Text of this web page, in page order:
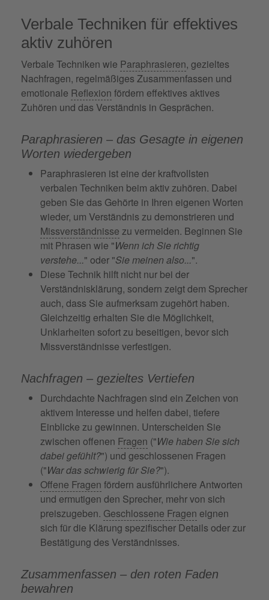
Verbale Techniken für effektives
aktiv zuhören
Verbale Techniken wie Paraphrasieren, gezieltes
Nachfragen, regelmäßiges Zusammenfassen und
emotionale Reflexion fördern effektives aktives
Zuhören und das Verständnis in Gesprächen.
Paraphrasieren – das Gesagte in eigenen
Worten wiedergeben
Paraphrasieren ist eine der kraftvollsten
verbalen Techniken beim aktiv zuhören. Dabei
geben Sie das Gehörte in Ihren eigenen Worten
wieder, um Verständnis zu demonstrieren und
Missverständnisse zu vermeiden. Beginnen Sie
mit Phrasen wie "Wenn ich Sie richtig
verstehe..." oder "Sie meinen also...".
Diese Technik hilft nicht nur bei der
Verständnisklärung, sondern zeigt dem Sprecher
auch, dass Sie aufmerksam zugehört haben.
Gleichzeitig erhalten Sie die Möglichkeit,
Unklarheiten sofort zu beseitigen, bevor sich
Missverständnisse verfestigen.
Nachfragen – gezieltes Vertiefen
Durchdachte Nachfragen sind ein Zeichen von
aktivem Interesse und helfen dabei, tiefere
Einblicke zu gewinnen. Unterscheiden Sie
zwischen offenen Fragen ("Wie haben Sie sich
dabei gefühlt?") und geschlossenen Fragen
("War das schwierig für Sie?").
Offene Fragen fördern ausführlichere Antworten
und ermutigen den Sprecher, mehr von sich
preiszugeben. Geschlossene Fragen eignen
sich für die Klärung spezifischer Details oder zur
Bestätigung des Verständnisses.
Zusammenfassen – den roten Faden
bewahren